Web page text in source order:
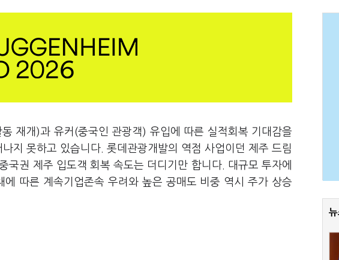
재개)과 유커(중국인 관광객) 유입에 따른 실적회복 기대감을
지 못하고 있습니다. 롯데관광개발의 역점 사업이던 제주 드림
권 제주 입도객 회복 속도는 더디기만 합니다. 대규모 투자에
따른 계속기업존속 우려와 높은 공매도 비중 역시 주가 상승